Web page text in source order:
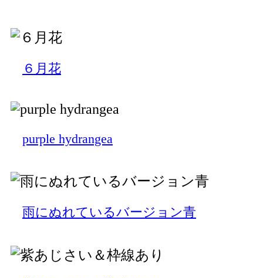
６月花
purple hydrangea
雨にぬれているバージョン青